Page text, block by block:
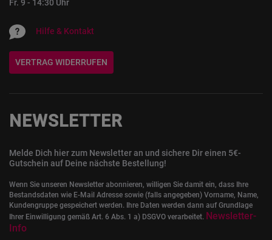
Fr. 9 - 14:30 Uhr
Hilfe & Kontakt
VERTRAG WIDERRUFEN
NEWSLETTER
Melde Dich hier zum Newsletter an und sichere Dir einen 5€-
Gutschein auf Deine nächste Bestellung!
Wenn Sie unseren Newsletter abonnieren, willigen Sie damit ein, dass Ihre
Bestandsdaten wie E-Mail Adresse sowie (falls angegeben) Vorname, Name,
Kundengruppe gespeichert werden. Ihre Daten werden dann auf Grundlage
Ihrer Einwilligung gemäß Art. 6 Abs. 1 a) DSGVO verarbeitet. Newsletter-
Info